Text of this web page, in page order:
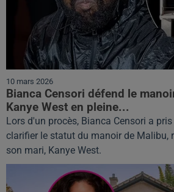
10 mars 2026
Bianca Censori défend le
Kanye West en pleine...
Lors d'un procès, Bianca Censori a
clarifier le statut du manoir de Malibu,
son mari, Kanye West.